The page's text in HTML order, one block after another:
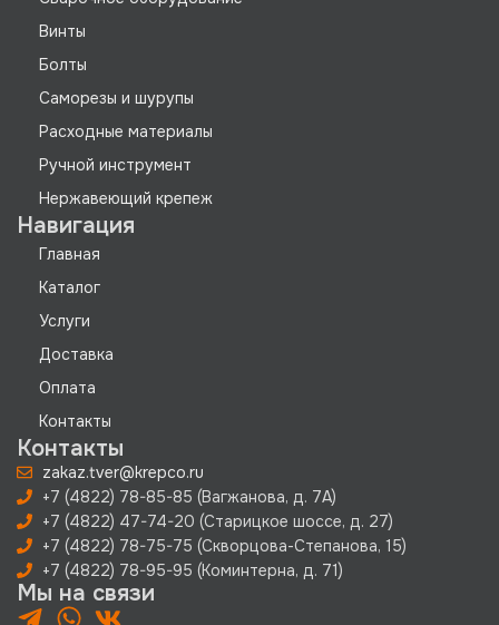
Винты
Болты
Саморезы и шурупы
Расходные материалы
Ручной инструмент
Нержавеющий крепеж
Навигация
Главная
Каталог
Услуги
Доставка
Оплата
Контакты
Контакты
zakaz.tver@krepco.ru
+7 (4822) 78-85-85 (Вагжанова, д. 7А)
+7 (4822) 47-74-20 (Старицкое шоссе, д. 27)
+7 (4822) 78-75-75 (Скворцова-Степанова, 15)
+7 (4822) 78-95-95 (Коминтерна, д. 71)
Мы на связи